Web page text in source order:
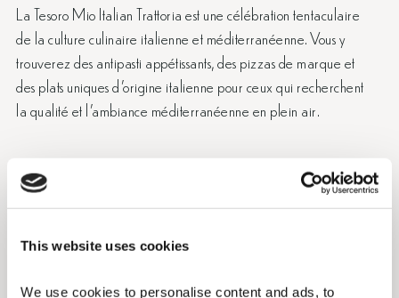
This website uses cookies
We use cookies to personalise content and ads, to
La Tesoro Mio Italian Trattoria est une célébration tentaculaire
de la culture culinaire italienne et méditerranéenne. Vous y
trouverez des antipasti appétissants, des pizzas de marque et
des plats uniques d’origine italienne pour ceux qui recherchent
la qualité et l’ambiance méditerranéenne en plein air.
La Pitta Canteen apporte l’authenticité grecque dans votre
assiette avec des “psistes” (maîtres du grill) grecs experts en
cuisine qui préparent des pitta wraps avec une touche
végétariens et des dips grecs traditionnels.